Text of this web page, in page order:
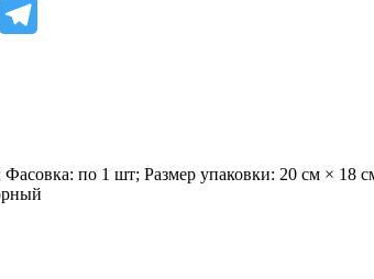
по 1 шт; Размер упаковки: 20 см ×